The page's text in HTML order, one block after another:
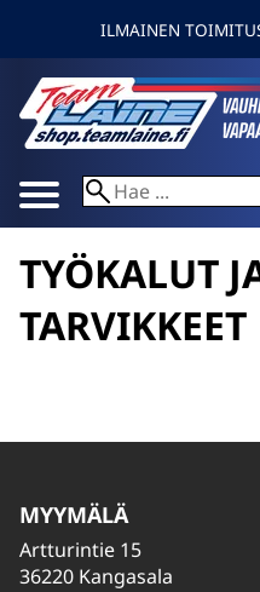
ILMAINEN
TYÖKALUT
TARVIKKEET
MYYMÄLÄ
Artturintie 15
36220 Kangasala